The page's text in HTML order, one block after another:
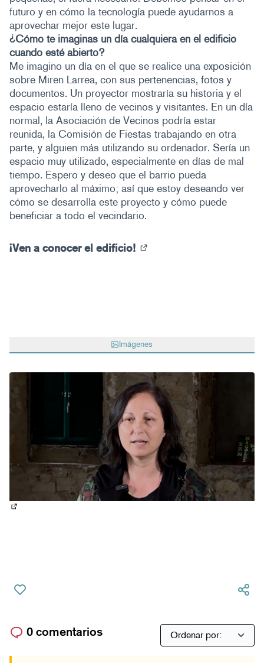
futuro y en cómo la tecnología puede ayudarnos a
aprovechar mejor este lugar.
¿Cómo te imaginas un día cualquiera en el edificio
cuando esté abierto?
Me imagino un día en el que se realice una exposición
sobre Miren Larrea, con sus pertenencias, fotos y
documentos. Un proyector mostraría su historia y el
espacio estaría lleno de vecinos y visitantes. En un día
normal, la Asociación de Vecinos podría estar
reunida, la Comisión de Fiestas trabajando en otra
parte, y alguien más utilizando su ordenador. Sería un
espacio muy utilizado, especialmente en días de mal
tiempo. Espero y deseo que el barrio pueda
aprovecharlo al máximo; así que estoy deseando ver
cómo se desarrolla este proyecto y cómo puede
beneficiar a todo el vecindario.
¡Ven a conocer el edificio!
Imágenes
0 comentarios